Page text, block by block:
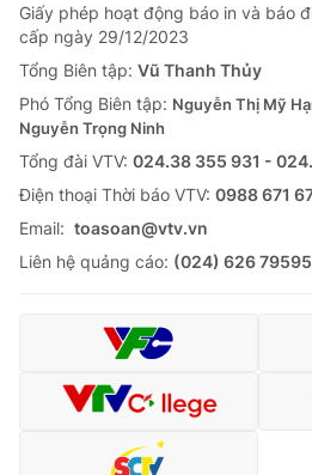
Giấy phép hoạt động báo in và báo
cấp ngày 29/12/2023
Tổng Biên tập: Vũ Thanh Thủy
Phó Tổng Biên tập: Nguyễn Thị Mỹ
Nguyễn Trọng Ninh
Tổng đài VTV: 024.38 355 931 -
Ðiện thoại Thời báo VTV: 0988 671
Email: toasoan@vtv.vn
Liên hệ quảng cáo: (024) 626 79595